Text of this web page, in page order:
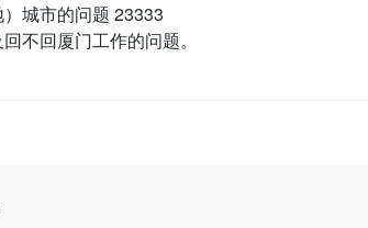
城市的问题 23333
不回厦门工作的问题。